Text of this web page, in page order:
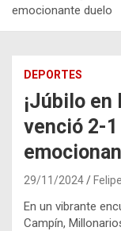
emocionante duelo
DEPORTES
¡Júbilo
venció 2-
29/11/2024
En un vibrante
Campín,